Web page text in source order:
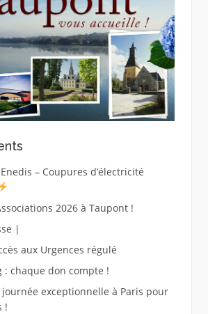
– Coupures d’électricité
2026 à Taupont !
|
aux Urgences régulé
: chaque don compte !
exceptionnelle à Paris pour
!